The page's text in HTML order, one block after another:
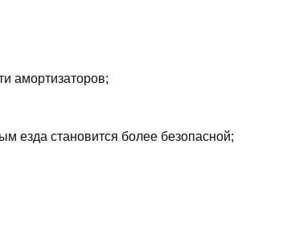
амортизаторов;
езда становится более безопасной;